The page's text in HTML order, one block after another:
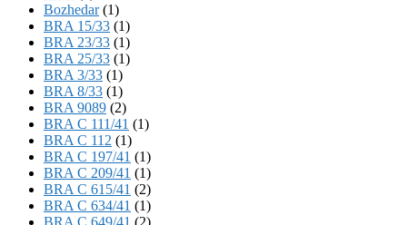
Bozhedar(1)
BRA 15/33 (1)
BRA 23/33 (1)
BRA 25/33 (1)
BRA 3/33 (1)
BRA 8/33 (1)
BRA 9089 (2)
BRA C 111/41 (1)
BRA C 112 (1)
BRA C 197/41 (1)
BRA C 209/41 (1)
BRA C 615/41 (2)
BRA C 634/41 (1)
BRA C 649/41 (2)